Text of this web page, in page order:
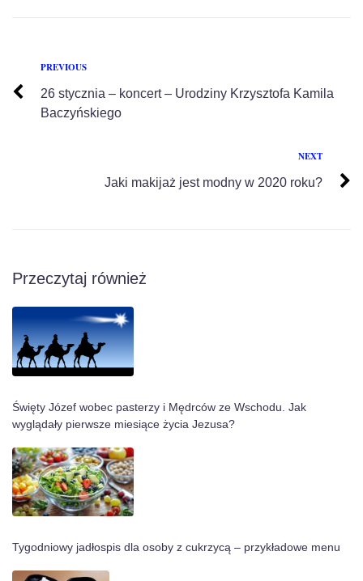
PREVIOUS
26 stycznia – koncert – Urodziny Krzysztofa Kamila
Baczyńskiego
NEXT
Jaki makijaż jest modny w 2020 roku?
Przeczytaj również
Święty Józef wobec pasterzy i Mędrców ze Wschodu. Jak
wyglądały pierwsze miesiące życia Jezusa?
Tygodniowy jadłospis dla osoby z cukrzycą – przykładowe menu